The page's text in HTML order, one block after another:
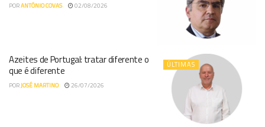
PORANTÓNIO COVAS 02/08/2026
ÚLTIMAS
Azeites de Portugal: tratar diferente o
que é diferente
PORJOSÉ MARTINO 26/07/2026